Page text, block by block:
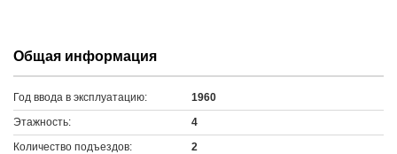
Общая информация
Год ввода в эксплуатацию:
1960
Этажность:
4
Количество подъездов:
2